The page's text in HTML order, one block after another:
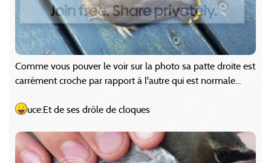
Comme vous pouver le voir sur la photo sa patte droite est
carrément croche par rapport à l'autre qui est normale...
uce:Et de ses drôle de cloques